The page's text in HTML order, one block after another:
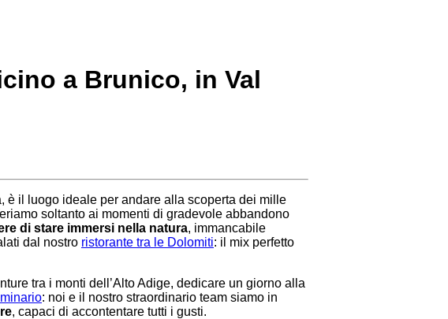
a Brunico, in Val
è il luogo ideale per andare alla scoperta dei mille
soltanto ai momenti di gradevole abbandono
di stare immersi nella natura, immancabile
dal nostro ristorante tra le Dolomiti: il mix perfetto
tra i monti dell’Alto Adige, dedicare un giorno alla
: noi e il nostro straordinario team siamo in
, capaci di accontentare tutti i gusti.